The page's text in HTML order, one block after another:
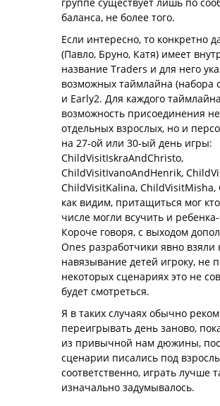
баланса, не более того.
Если интересно, то конкретно
(Павло, Бруно, Катя) имеет
название Traders и для него
возможных таймлайна (набора
и Early2. Для каждого
возможность присоединения
отдельных взрослых, но и
на 27-ой или 30-ый день игры:
ChildVisitIskraAndChristo,
ChildVisitIvanoAndHenrik,
ChildVisitKalina, ChildVisitMisha,
как видим, притащиться мог
числе могли всучить и
Короче говоря, с выходом
Ones разработчики явно взяли
навязывание детей игроку, не
некоторых сценариях это не
будет смотреться.
Я в таких случаях обычно
переигрывать день заново,
из привычной нам дюжины,
сценарии писались под
соответственно, играть лучше
изначально задумывалось.